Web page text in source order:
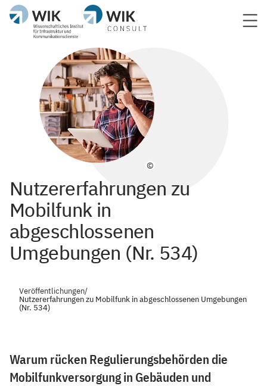
©
Nutzererfahrungen zu
Mobilfunk in
abgeschlossenen
Umgebungen (Nr. 534)
Veröffentlichungen/
Nutzererfahrungen zu Mobilfunk in abgeschlossenen Umgebungen
(Nr. 534)
Warum rücken Regulierungsbehörden die
Mobilfunkversorgung in Gebäuden und